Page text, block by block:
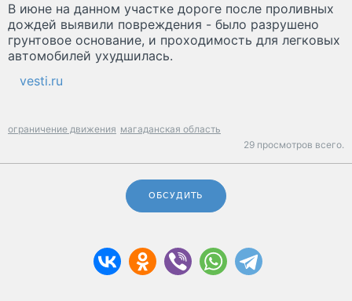
В июне на данном участке дороге после проливных
дождей выявили повреждения - было разрушено
грунтовое основание, и проходимость для легковых
автомобилей ухудшилась.
vesti.ru
ограничение движения магаданская область
29 просмотров всего.
ОБСУДИТЬ